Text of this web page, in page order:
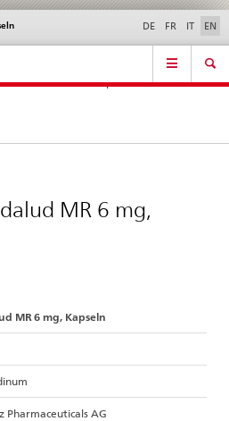
Contact | Support &
Help
DE FR IT EN
MR 6 mg,
MR 6 mg, Kapseln
Pharmaceuticals AG